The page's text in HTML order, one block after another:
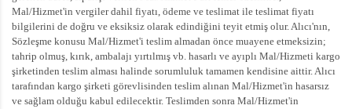
Mal/Hizmet'in vergiler dahil fiyatı, ödeme ve teslimat ile teslimat fiyatı
bilgilerini de doğru ve eksiksiz olarak edindiğini teyit etmiş olur. Alıcı'nın,
Sözleşme konusu Mal/Hizmet'i teslim almadan önce muayene etmeksizin;
tahrip olmuş, kırık, ambalajı yırtılmış vb. hasarlı ve ayıplı Mal/Hizmeti kargo
şirketinden teslim alması halinde sorumluluk tamamen kendisine aittir. Alıcı
tarafından kargo şirketi görevlisinden teslim alınan Mal/Hizmet'in hasarsız
ve sağlam olduğu kabul edilecektir. Teslimden sonra Mal/Hizmet'in